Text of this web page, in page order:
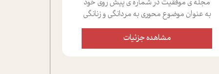
مجله ی موفقیت در شماره ی پیش روی خود
به عنوان موضوع محوری به مردانگی و زنانگی
سمی پرداخته است؛ علاوه بر این که؛ گفت و
گویی اختصاصی داشته ایم با فردین علیخواه،
جامعه شناس در بخش های مختلف تلاش
مشاهده جزئیات